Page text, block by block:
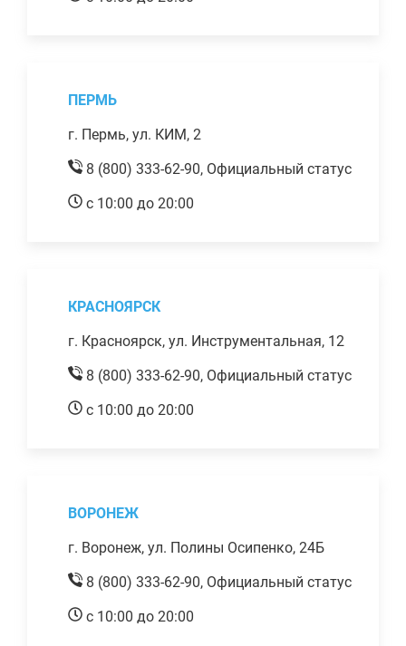
ПЕРМЬ
г. Пермь, ул. КИМ, 2
8 (800) 333-62-90, Официальный статус
с 10:00 до 20:00
КРАСНОЯРСК
г. Красноярск, ул. Инструментальная, 12
8 (800) 333-62-90, Официальный статус
с 10:00 до 20:00
ВОРОНЕЖ
г. Воронеж, ул. Полины Осипенко, 24Б
8 (800) 333-62-90, Официальный статус
с 10:00 до 20:00